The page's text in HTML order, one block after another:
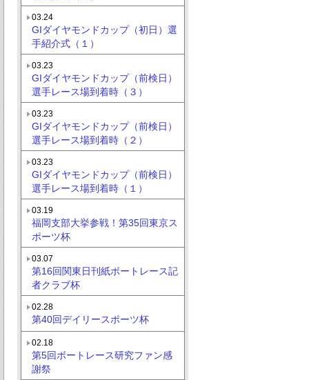
03.24
GIダイヤモンドカップ（初日）選
手紹介式（１）
03.23
GIダイヤモンドカップ（前検日）
選手レース場到着時（３）
03.23
GIダイヤモンドカップ（前検日）
選手レース場到着時（２）
03.23
GIダイヤモンドカップ（前検日）
選手レース場到着時（１）
03.19
福岡支部大挙参戦！第35回東京ス
ポーツ杯
03.07
第16回関東日刊紙ボートレース記
者クラブ杯
02.28
第40回デイリースポーツ杯
02.18
第5回ボートレース研究ファン感
謝祭